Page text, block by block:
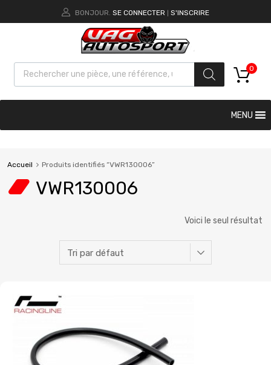
BONJOUR. SE CONNECTER S'INSCRIRE
0
MENU
Accueil Produits identifiés “VWR130006”
VWR130006
Voici le seul résultat